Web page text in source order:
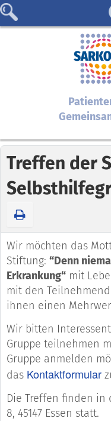
Treffen der
Wir möchten das
Stiftung: “Denn
Erkrankung“ mit
mit den
ihnen einen
Wir bitten
Gruppe teilnehmen
Gruppe anmelden
das Kontaktformular
Die Treffen finden in
8, 45147 Essen statt.